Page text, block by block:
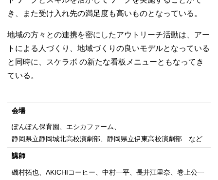
き、また受け入れ先の満足度も高いものとなっている。
地域の方々との連携を密にしたアウトリーチ活動は、アー
トによる人づくり、地域づくりの良いモデルとなっている
と同時に、スケラボ の新たな看板メニューともなってき
ている。
会場
ぽんぽん保育園、エシカファーム、
静岡県立静岡城北高校演劇部、静岡県立伊東高校演劇部 など
講師
磯村拓也、AKICHIコーヒー、中村一平、長井江里奈、巻上公一